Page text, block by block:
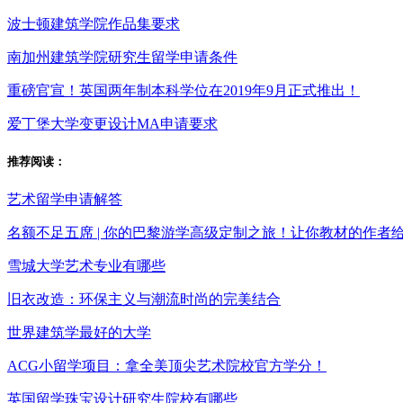
波士顿建筑学院作品集要求
南加州建筑学院研究生留学申请条件
重磅官宣！英国两年制本科学位在2019年9月正式推出！
爱丁堡大学变更设计MA申请要求
推荐阅读：
艺术留学申请解答
名额不足五席 | 你的巴黎游学高级定制之旅！让你教材的作者
雪城大学艺术专业有哪些
旧衣改造：环保主义与潮流时尚的完美结合
世界建筑学最好的大学
ACG小留学项目：拿全美顶尖艺术院校官方学分！
英国留学珠宝设计研究生院校有哪些